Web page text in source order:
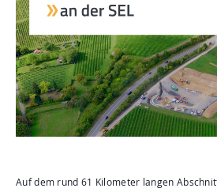
Mediathek
Newsletter
Kontakt
Suche
Auf dem rund 61 Kilometer langen